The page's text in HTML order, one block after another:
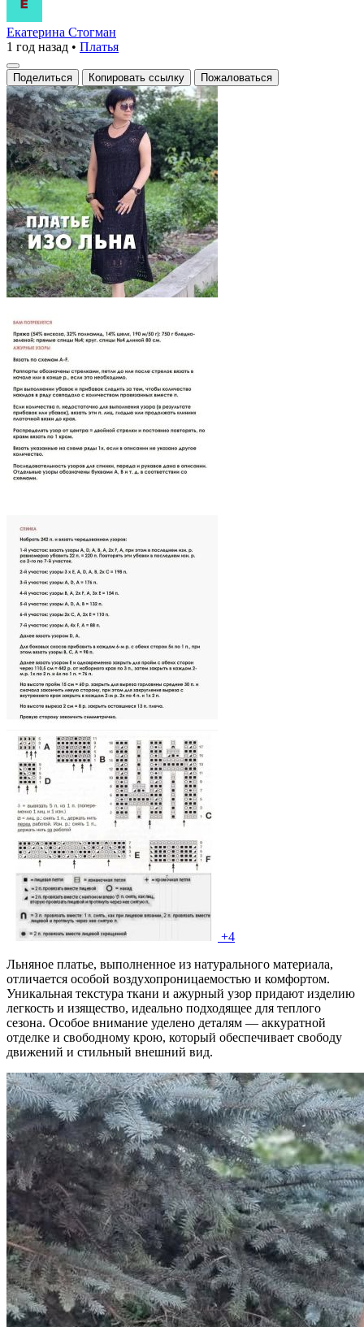
Платья
из
льна
Екатерина Стогман
1 год назад • Платья
Поделиться Копировать ссылку Пожаловаться
+4
Льняное платье, выполненное из натурального материала,
отличается особой воздухопроницаемостью и комфортом.
Уникальная текстура ткани и ажурный узор придают изделию
легкость и изящество, идеально подходящее для теплого
сезона. Особое внимание уделено деталям — аккуратной
отделке и свободному крою, который обеспечивает свободу
движений и стильный внешний вид.